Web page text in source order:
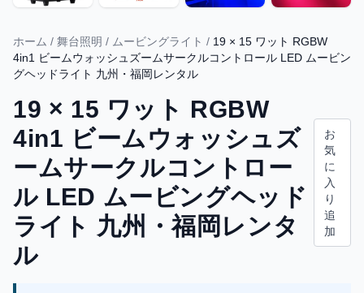
ホーム / 舞台照明 / ムービングライト / 19 × 15 ワット RGBW
4in1 ビームウォッシュズームサークルコントロール LED ムービン
グヘッドライト 九州・福岡レンタル
19 × 15 ワット RGBW
4in1 ビームウォッシュズ
ームサークルコントロー
ル LED ムービングヘッド
ライト 九州・福岡レンタ
ル
お
気
に
入
り
追
加